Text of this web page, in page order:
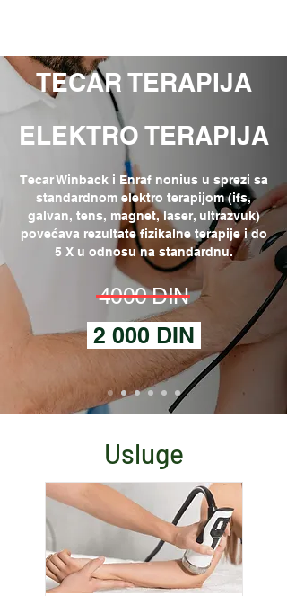
TECAR TERAPIJA
ELEKTRO TERAPIJA
Tecar Winback i Enraf nonius u sprezi sa
standardnom elektro terapijom (ifs,
galvan, tens, magnet, laser, ultrazvuk)
povećava rezultate fizikalne terapije i do
5 X u odnosu na standardnu.
4000 DIN
2 000 DIN
Usluge